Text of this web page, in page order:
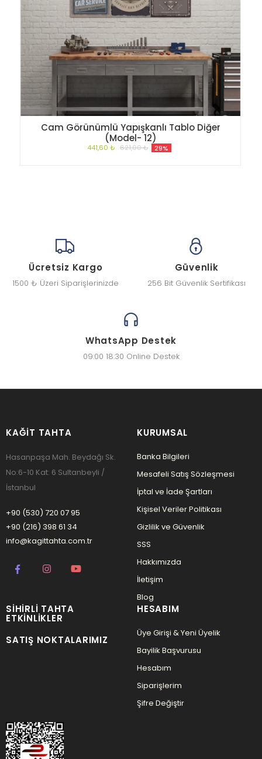
Cam Görünümlü Yapışkanlı Tablo Diğer
(Model- 12)
441,60 ₺ 621,00 ₺ 29%
Ücretsiz Kargo
1500 ₺ Üzeri Siparişlerinizde
Güvenlik
256 Bit Güvenlik Sertifikası
WhatsApp Destek
09:00 18:30 Online Destek
KAĞIT TAHTA
Hasanpaşa Mah. Beydağı Sk.
No:6-10 Kat: 6 Sultanbeyli /
İstanbul
+90 (530) 720 07 95
+90 (216) 398 61 34
info@kagittahta.com.tr
KURUMSAL
Banka Bilgileri
Mesafeli Satış Sözleşmesi
İptal ve İade Şartları
Kişisel Veriler Politikası
Gizlilik ve Güvenlik
SSS
Hakkımızda
İletişim
Blog
SIHIRLI TAHTA
ETKINLIKLER
SATIŞ NOKTALARIMIZ
HESABIM
Üye Girişi & Yeni Üyelik
Bayilik Başvurusu
Hesabım
Siparişlerim
Şifre Değiştir